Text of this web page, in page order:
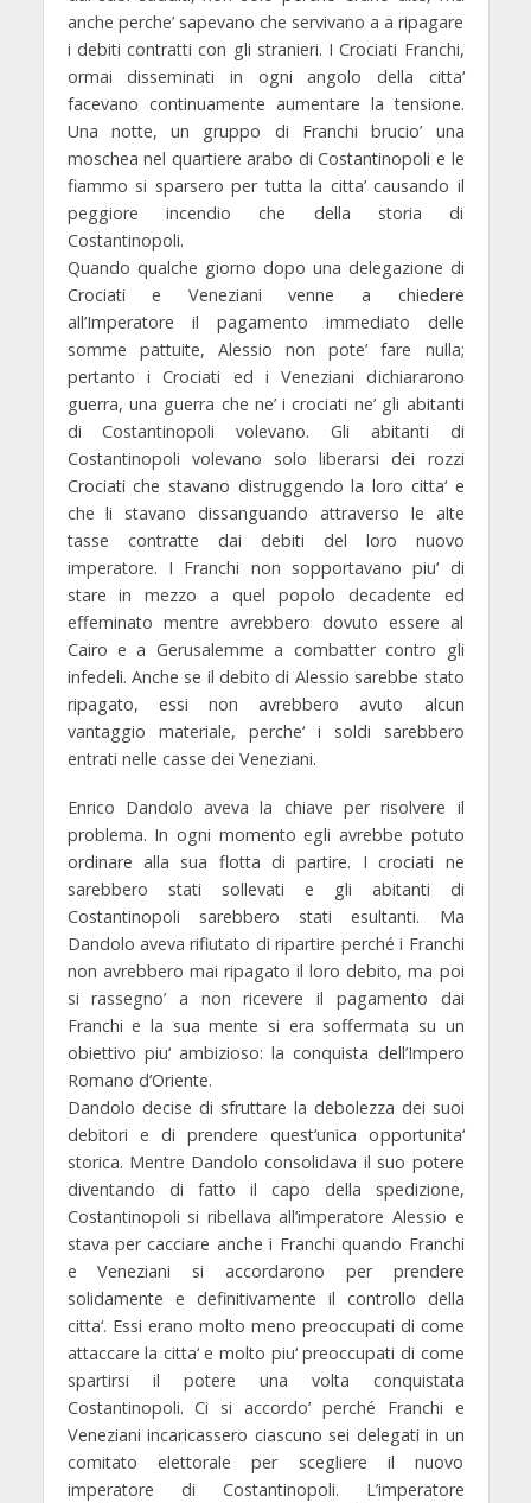
anche perche’ sapevano che servivano a a ripagare
i debiti contratti con gli stranieri. I Crociati Franchi,
ormai disseminati in ogni angolo della citta‘
facevano continuamente aumentare la tensione.
Una notte, un gruppo di Franchi brucio’ una
moschea nel quartiere arabo di Costantinopoli e le
fiammo si sparsero per tutta la citta’ causando il
peggiore incendio che della storia di
Costantinopoli.
Quando qualche giorno dopo una delegazione di
Crociati e Veneziani venne a chiedere
all’Imperatore il pagamento immediato delle
somme pattuite, Alessio non pote’ fare nulla;
pertanto i Crociati ed i Veneziani dichiararono
guerra, una guerra che ne’ i crociati ne’ gli abitanti
di Costantinopoli volevano. Gli abitanti di
Costantinopoli volevano solo liberarsi dei rozzi
Crociati che stavano distruggendo la loro citta‘ e
che li stavano dissanguando attraverso le alte
tasse contratte dai debiti del loro nuovo
imperatore. I Franchi non sopportavano piu‘ di
stare in mezzo a quel popolo decadente ed
effeminato mentre avrebbero dovuto essere al
Cairo e a Gerusalemme a combatter contro gli
infedeli. Anche se il debito di Alessio sarebbe stato
ripagato, essi non avrebbero avuto alcun
vantaggio materiale, perche‘ i soldi sarebbero
entrati nelle casse dei Veneziani.
Enrico Dandolo aveva la chiave per risolvere il
problema. In ogni momento egli avrebbe potuto
ordinare alla sua flotta di partire. I crociati ne
sarebbero stati sollevati e gli abitanti di
Costantinopoli sarebbero stati esultanti. Ma
Dandolo aveva rifiutato di ripartire perché i Franchi
non avrebbero mai ripagato il loro debito, ma poi
si rassegno’ a non ricevere il pagamento dai
Franchi e la sua mente si era soffermata su un
obiettivo piu‘ ambizioso: la conquista dell’Impero
Romano d’Oriente.
Dandolo decise di sfruttare la debolezza dei suoi
debitori e di prendere quest’unica opportunita‘
storica. Mentre Dandolo consolidava il suo potere
diventando di fatto il capo della spedizione,
Costantinopoli si ribellava all’imperatore Alessio e
stava per cacciare anche i Franchi quando Franchi
e Veneziani si accordarono per prendere
solidamente e definitivamente il controllo della
citta‘. Essi erano molto meno preoccupati di come
attaccare la citta‘ e molto piu‘ preoccupati di come
spartirsi il potere una volta conquistata
Costantinopoli. Ci si accordo’ perché Franchi e
Veneziani incaricassero ciascuno sei delegati in un
comitato elettorale per scegliere il nuovo
imperatore di Costantinopoli. L’imperatore